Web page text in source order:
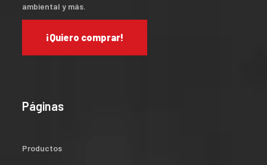
ambiental y más.
¡Quiero comprar!
Páginas
Productos